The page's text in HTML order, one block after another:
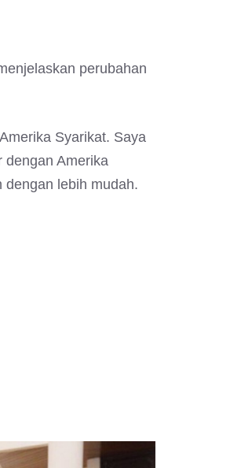
perubahan
Syarikat. Saya
dengan Amerika
dengan lebih mudah.